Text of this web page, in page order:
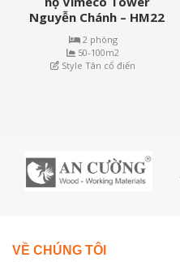
Nguyễn Chánh – HM22
2 phòng
50-100m2
Style Tân cổ điển
VỀ CHÚNG TÔI